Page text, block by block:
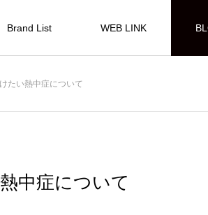
Brand List WEB LINK
たい熱中症について
中症について